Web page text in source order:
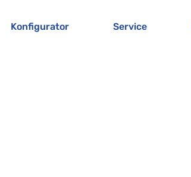
Konfigurator Service